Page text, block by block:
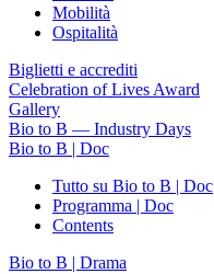
Mobilità
Ospitalità
Biglietti e accrediti
Celebration of Lives Award
Gallery
Bio to B — Industry Days
Bio to B | Doc
Tutto su Bio to B | Doc
Programma | Doc
Contents
Bio to B | Drama